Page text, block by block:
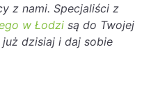
z nami. Specjaliści z
w Łodzi są do Twojej
już dzisiaj i daj sobie